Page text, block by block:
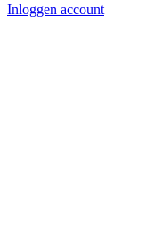
Inloggen account